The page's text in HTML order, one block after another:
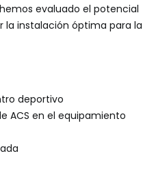
evaluado el potencial
instalación óptima para la
deportivo
ACS en el equipamiento